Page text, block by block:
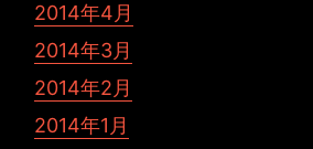
2014年4月
2014年3月
2014年2月
2014年1月